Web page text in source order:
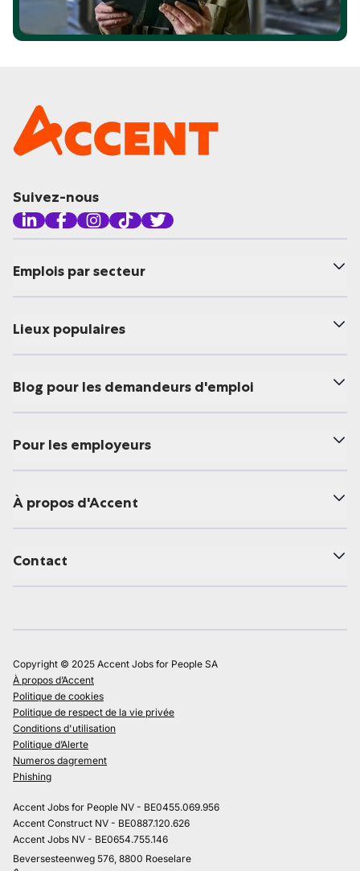
Suivez-nous
Emplois par secteur
Lieux populaires
Blog pour les demandeurs d'emploi
Pour les employeurs
À propos d'Accent
Contact
Copyright © 2025 Accent Jobs for People SA
À propos d’Accent
Politique de cookies
Politique de respect de la vie privée
Conditions d'utilisation
Politique d’Alerte
Numeros dagrement
Phishing
Accent Jobs for People NV - BE0455.069.956
Accent Construct NV - BE0887.120.626
Accent Jobs NV - BE0654.755.146
Beversesteenweg 576, 8800 Roeselare